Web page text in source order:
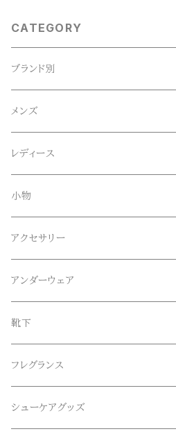
CATEGORY
ブランド別
ACE SNKR(エーススニーカー)
Anapau,Seaing,ANAPAU UG
Blundstone(ブランドストーン)
CameOne(ケイムワン)
CANDY DESIGN&WORKS(CDW)
collonil(コロニル)
CountyComm(カウンティーコム)
decka(デカ)
メンズ
トップス
Tシャツ
ロンT
シャツ
ボトムス
ロング
ショート
セットアップ
シューズ
シューズ
サンダル
レディース
小物
帽子、マフラー、手袋
メガネ、サングラス
ベルト
腕時計
キーアクセサリー
アクセサリー
リング
ブレスレット、バングル
ネックレス
アンダーウェア
靴下
フレグランス
シューケアグッズ